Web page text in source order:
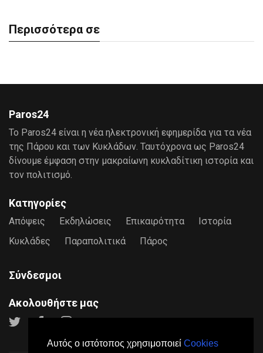
Αυτός ο ιστότοπος χρησιμοποιεί Cookies
Περισσότερα σε
Paros24
Το Paros24 είναι η νέα ηλεκτρονική εφημερίδα για τα νέα
της Πάρου και των Κυκλάδων. Ταυτόχρονα ως Paros24
δίνουμε έμφαση στην μακραίωνη κυκλαδίτικη ιστορία και
τον πολιτισμό.
Κατηγορίες
Απόψεις Εκδηλώσεις Επικαιρότητα
Ιστορία
Κυκλάδες
Παραπολιτικά Πάρος
Σύνδεσμοι
Ακολουθήστε μας